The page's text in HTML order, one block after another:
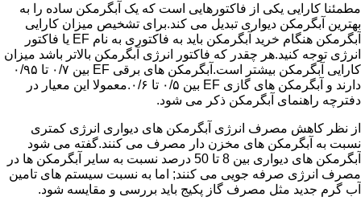
مطمئنا کارایی یکی از فاکتورهایی است که یک آبگرمکن ساده را به
بهترین آبگرمکن دیواری تبدیل می کند.برای تشخیص میزان کارایی
آبگرمکن هنگام خرید آبگرمکن باید به فاکتوری به نام EF یا فاکتور
انرژی توجه کنید.هر چقدر که فاکتور انرژی آبگرمکن بالاتر باشد میزان
کارایی آبگرمکن بیشتر است.آبگرمکن های برقی EF بین ۰/۷ تا ۰/۹۵
دارند و آبگرمکن های گازی EF بین ۰/۵ تا ۰/۶.معمولا این معیار در
دفترچه راهنمای آبگرمکن ذکر می شود.
از نظر کاهش مصرف انرژی آبگرمکن های دیواری انرژی کمتری
نسبت به آبگرمکن های مخزن دار مصرف می کنند.گفته می شود
آبگرمکن های دیواری بین 8 تا 50 درصد نسبت به سایر آبگرمکن ها در
مصرف انرژی صرفه جویی می کنند; اما به نسبت سیستم های تامین
آب گرم جدید مثل مصرف گاز پکیج باید بررسی و مقایسه شود.